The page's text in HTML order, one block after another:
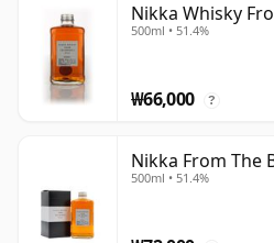
Nikka Whisky
500ml • 51.4%
₩66,000 ?
Nikka From The
500ml • 51.4%